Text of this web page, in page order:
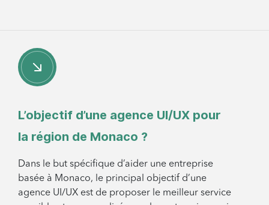
L’objectif d’une agence UI/UX pour
la région de Monaco ?
Dans le but spécifique d’aider une entreprise
basée à Monaco, le principal objectif d’une
agence UI/UX est de proposer le meilleur service